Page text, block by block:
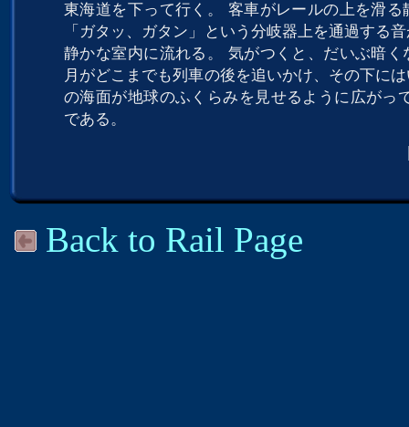
東海道を下って行く。 客車がレールの上を滑
「ガタッ、ガタン」という分岐器上を通過する
静かな室内に流れる。 気がつくと、だいぶ暗
月がどこまでも列車の後を追いかけ、その下に
の海面が地球のふくらみを見せるように広がっ
である。
Back to Rail Page